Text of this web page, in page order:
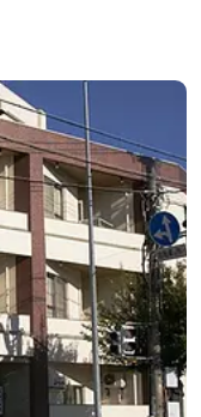
びりとキャンプを楽
コテージがあります。